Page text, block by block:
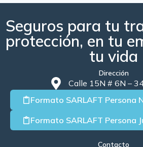
Seguros para tu
protección, en tu
tu vida
Dirección
Calle 15N # 6N –
Formato SARLAFT Persona
Formato SARLAFT Persona
Contacto